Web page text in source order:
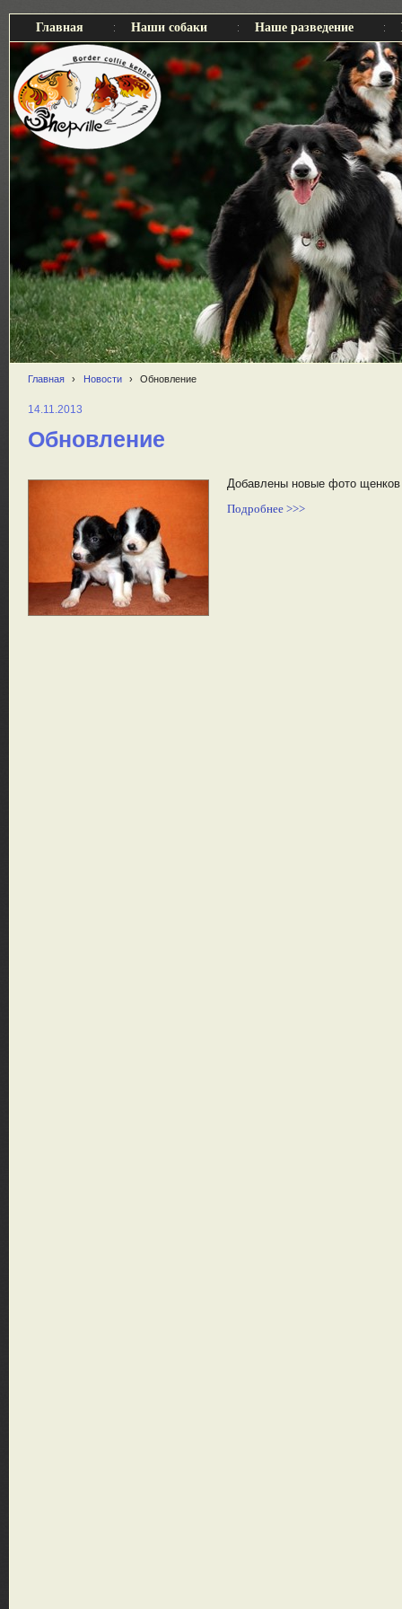
Главная Наши собаки Наше разведение
Главная › Новости › Обновление
14.11.2013
Обновление
Добавлены новые фото
Подробнее >>>